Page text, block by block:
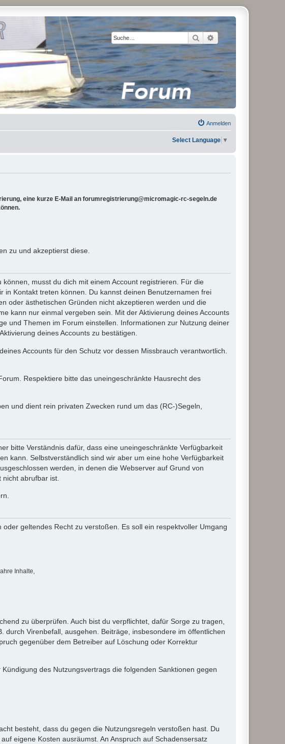
Suche Erweiterte Suche
Anmelden
Select Language ▼
eine kurze E-Mail an forumregistrierung@micromagic-rc-segeln.de
zu und akzeptierst diese.
musst du dich mit einem Account registrieren. Für die
Kontakt treten können. Du kannst deinen Benutzernamen frei
oder ästhetischen Gründen nicht akzeptieren werden und die
kann nur einmal vergeben sein. Mit der Aktivierung deines Accounts
und Themen im Forum einstellen. Informationen zur Nutzung deiner
deines Accounts zu bestätigen.
Accounts für den Schutz vor dessen Missbrauch verantwortlich.
Respektiere bitte das uneingeschränkte Hausrecht des
und dient rein privaten Zwecken rund um das (RC-)Segeln,
bitte Verständnis dafür, dass eine uneingeschränkte Verfügbarkeit
kann. Selbstverständlich sind wir aber um eine hohe Verfügbarkeit
werden, in denen die Webserver auf Grund von
abrufbar ist.
geltendes Recht zu verstoßen. Es soll ein respektvoller Umgang
Inhalte,
zu überprüfen. Auch bist du verpflichtet, dafür Sorge zu tragen,
Virenbefall, ausgehen. Beiträge, insbesondere im öffentlichen
gegenüber dem Betreiber auf Löschung oder Korrektur
des Nutzungsvertrags die folgenden Sanktionen gegen
besteht, dass du gegen die Nutzungsregeln verstoßen hast. Du
eigene Kosten ausräumst. An Anspruch auf Schadensersatz